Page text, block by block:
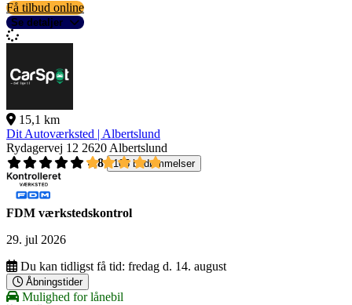
Få tilbud online
Se detaljer
15,1 km
Dit Autoværksted | Albertslund
Rydagervej 12 2620 Albertslund
4,8
105 bedømmelser
FDM værkstedskontrol
29. jul 2026
Du kan tidligst få tid: fredag d. 14. august
Åbningstider
Mulighed for lånebil